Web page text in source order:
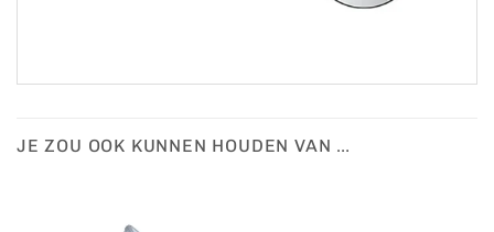
JE ZOU OOK KUNNEN HOUDEN VAN …